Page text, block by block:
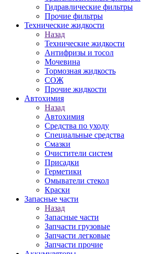
Гидравлические фильтры
Прочие фильтры
Технические жидкости
Назад
Технические жидкости
Антифризы и тосол
Мочевина
Тормозная жидкость
СОЖ
Прочие жидкости
Автохимия
Назад
Автохимия
Средства по уходу
Специальные средства
Смазки
Очистители систем
Присадки
Герметики
Омыватели стекол
Краски
Запасные части
Назад
Запасные части
Запчасти грузовые
Запчасти легковые
Запчасти прочие